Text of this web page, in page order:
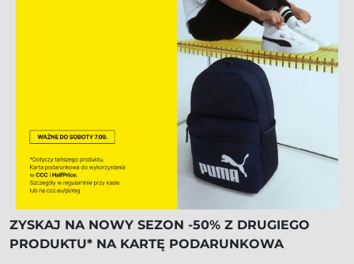
ZYSKAJ NA NOWY SEZON -50% Z DRUGIEGO
PRODUKTU* NA KARTĘ PODARUNKOWA